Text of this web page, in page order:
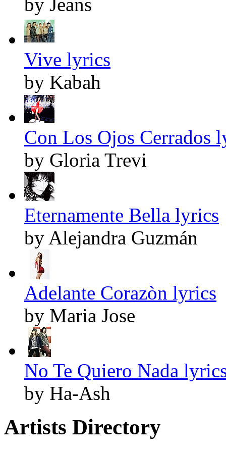
Vive lyrics
by Kabah
Con Los Ojos Cerrados
by Gloria Trevi
Eternamente Bella lyrics
by Alejandra Guzmán
Adelante Corazòn lyrics
by Maria Jose
No Te Quiero Nada
by Ha-Ash
Artists Directory